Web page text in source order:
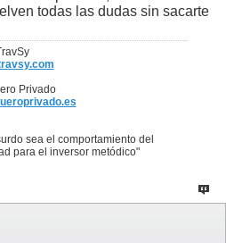
todas las dudas sin sacarte
Privado
sea el comportamiento del
para el inversor metódico"